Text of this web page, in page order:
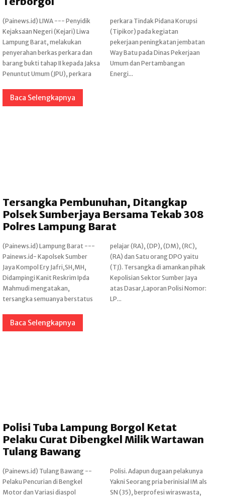
(Painews.id) LIWA --- Penyidik
Kejaksaan Negeri (Kejari) Liwa
Lampung Barat, melakukan
penyerahan berkas perkara dan
barang bukti tahap II kepada Jaksa
Penuntut Umum (JPU), perkara
perkara Tindak Pidana Korupsi
(Tipikor) pada kegiatan
pekerjaan peningkatan jembatan
Way Batu pada Dinas Pekerjaan
Umum dan Pertambangan
Energi...
Baca Selengkapnya
Tersangka Pembunuhan, Ditangkap
Polsek Sumberjaya Bersama Tekab 308
Polres Lampung Barat
(Painews.id) Lampung Barat ---
Painews.id- Kapolsek Sumber
Jaya Kompol Ery Jafri,SH,MH,
Didampingi Kanit Reskrim Ipda
Mahmudi mengatakan,
tersangka semuanya berstatus
pelajar (RA), (DP), (DM), (RC),
(RA) dan Satu orang DPO yaitu
(TJ). Tersangka di amankan pihak
Kepolisian Sektor Sumber Jaya
atas Dasar,Laporan Polisi Nomor:
LP...
Baca Selengkapnya
Polisi Tuba Lampung Borgol Ketat
Pelaku Curat Dibengkel Milik Wartawan
Tulang Bawang
(Painews.id) Tulang Bawang --
Pelaku Pencurian di Bengkel
Motor dan Variasi diaspol
Polisi. Adapun dugaan pelakunya
Yakni Seorang pria berinisial IM als
SN (35), berprofesi wiraswasta,